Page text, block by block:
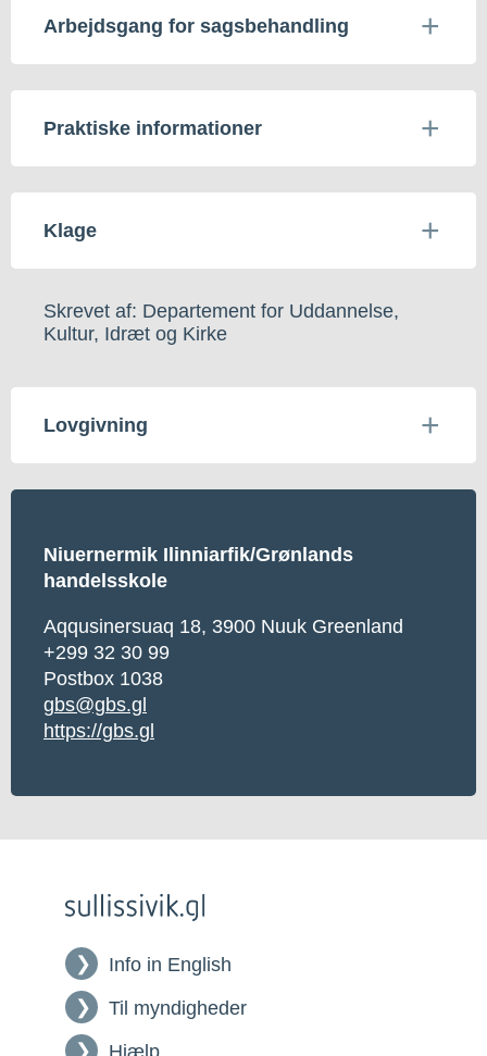
Arbejdsgang for sagsbehandling
Praktiske informationer
Klage
Skrevet af: Departement for Uddannelse,
Kultur, Idræt og Kirke
Lovgivning
Niuernermik Ilinniarfik/Grønlands
handelsskole
Aqqusinersuaq 18, 3900 Nuuk Greenland
+299 32 30 99
Postbox 1038
gbs@gbs.gl
https://gbs.gl
Info in English
Til myndigheder
Hjælp